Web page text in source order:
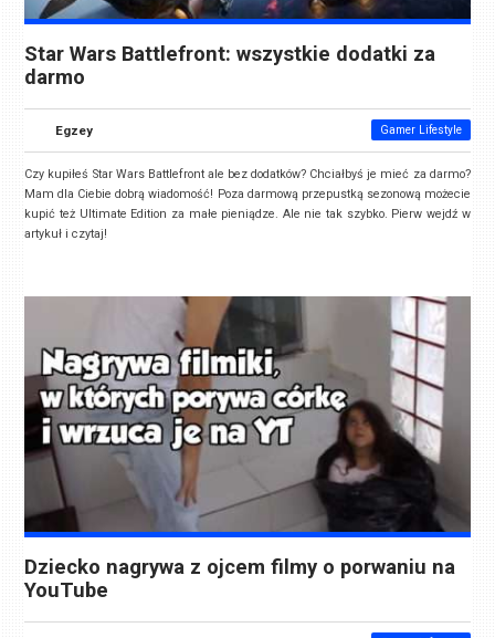
Star Wars Battlefront: wszystkie dodatki za
darmo
Egzey Gamer Lifestyle
Czy kupiłeś Star Wars Battlefront ale bez dodatków? Chciałbyś je mieć za darmo?
Mam dla Ciebie dobrą wiadomość! Poza darmową przepustką sezonową możecie
kupić też Ultimate Edition za małe pieniądze. Ale nie tak szybko. Pierw wejdź w
artykuł i czytaj!
Dziecko nagrywa z ojcem filmy o porwaniu na
YouTube